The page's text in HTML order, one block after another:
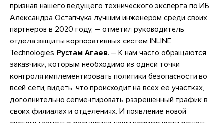
признав нашего ведущего технического эксперта по ИБ
Александра Остапчука лучшим инженером среди своих
партнеров в 2020 году, – отметил руководитель
отдела защиты корпоративных систем INLINE
Technologies Рустам Агаев. – К нам часто обращаются
заказчики, которым необходимо из одной точки
контроля имплементировать политики безопасности во
всей сети, видеть, что происходит на всех ее участках,
дополнительно сегментировать разрешенный трафик в
своих филиалах и отделениях. И появление новой